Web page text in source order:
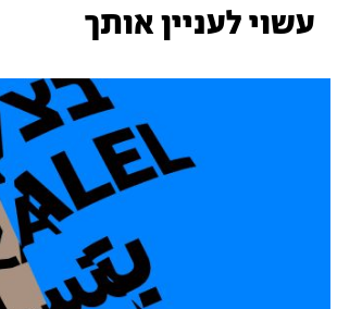
עשוי לעניין אותך